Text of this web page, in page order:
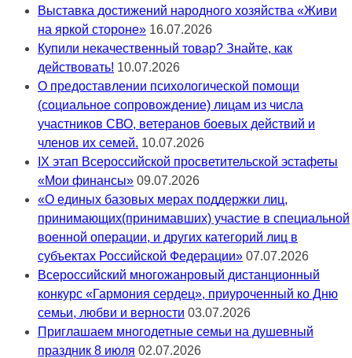
Выставка достижений народного хозяйства «Живи
на яркой стороне» 16.07.2026
Купили некачественный товар? Знайте, как
действовать! 10.07.2026
О предоставлении психологической помощи
(социальное сопровождение) лицам из числа
участников СВО, ветеранов боевых действий и
членов их семей. 10.07.2026
IX этап Всероссийской просветительской эстафеты
«Мои финансы» 09.07.2026
«О единых базовых мерах поддержки лиц,
принимающих(принимавших) участие в специальной
военной операции, и других категорий лиц в
субъектах Российской Федерации» 07.07.2026
Всероссийский многожанровый дистанционный
конкурс «Гармония сердец», приуроченный ко Дню
семьи, любви и верности 03.07.2026
Приглашаем многодетные семьи на душевный
праздник 8 июля 02.07.2026